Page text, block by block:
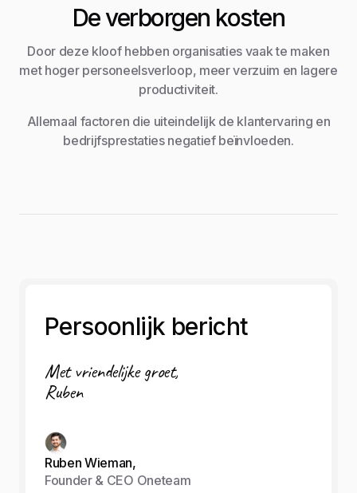
De verborgen kosten
Door deze kloof hebben organisaties vaak te maken
met hoger personeelsverloop, meer verzuim en lagere
productiviteit.
Allemaal factoren die uiteindelijk de klantervaring en
bedrijfsprestaties negatief beïnvloeden.
Persoonlijk bericht
Met vriendelijke groet,
Ruben
Ruben Wieman,
Founder & CEO Oneteam